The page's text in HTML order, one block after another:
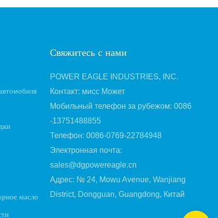
масло
Свяжитесь с нами
POWER EAGLE INDUSTRIES, INC.
Контакт: мисс Может
Мобильный телефон за рубежом: 0086
-13751488855
Телефон: 0086-0769-22784948
Электронная почта:
sales@dgpowereagle.cn
Адрес: № 24, Mowu Avenue, Wanjiang
District, Dongguan, Guangdong, Китай